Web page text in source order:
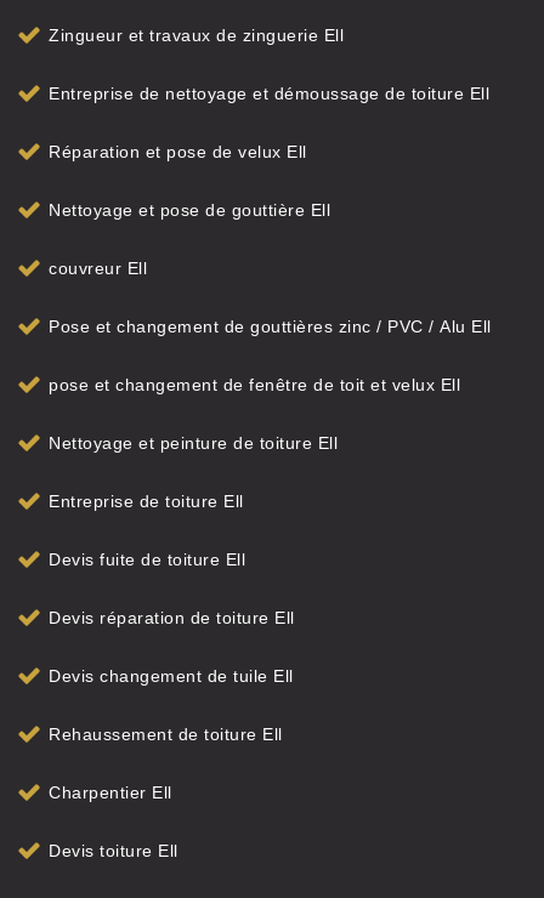
Zingueur et travaux de zinguerie Ell
Entreprise de nettoyage et démoussage de toiture Ell
Réparation et pose de velux Ell
Nettoyage et pose de gouttière Ell
couvreur Ell
Pose et changement de gouttières zinc / PVC / Alu Ell
pose et changement de fenêtre de toit et velux Ell
Nettoyage et peinture de toiture Ell
Entreprise de toiture Ell
Devis fuite de toiture Ell
Devis réparation de toiture Ell
Devis changement de tuile Ell
Rehaussement de toiture Ell
Charpentier Ell
Devis toiture Ell